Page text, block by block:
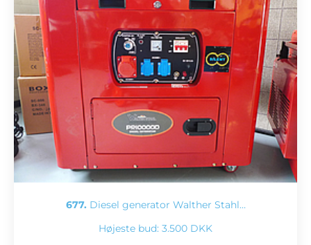
677. Diesel generator Walther Stahl…
Højeste bud: 3.500 DKK